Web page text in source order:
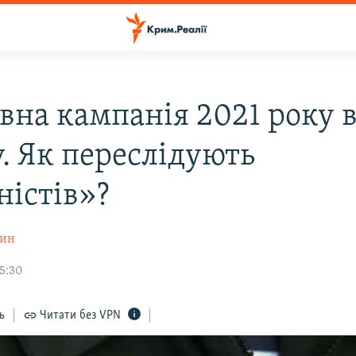
кампанія 2021 року
Як переслідують
Читати без VPN